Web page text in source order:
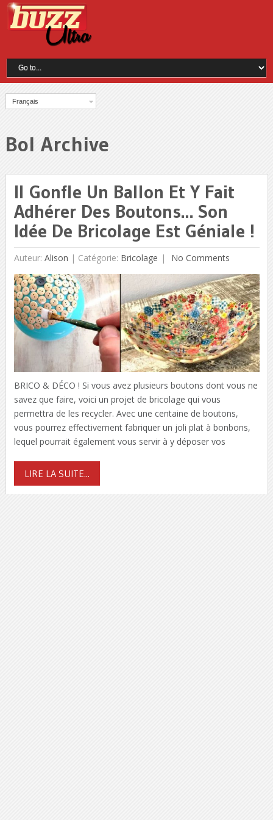
Français
Bol Archive
Il Gonfle Un Ballon Et Y Fait
Adhérer Des Boutons… Son
Idée De Bricolage Est Géniale !
Auteur: Alison | Catégorie: Bricolage No Comments
BRICO & DÉCO ! Si vous avez plusieurs boutons dont vous ne
savez que faire, voici un projet de bricolage qui vous
permettra de les recycler. Avec une centaine de boutons,
vous pourrez effectivement fabriquer un joli plat à bonbons,
lequel pourrait également vous servir à y déposer vos
LIRE LA SUITE...